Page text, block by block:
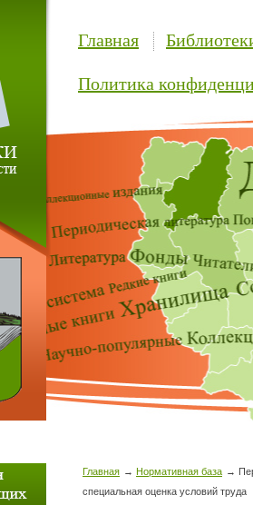
Главная
Политика
Главная Нормативная база
специальная оценка условий труда